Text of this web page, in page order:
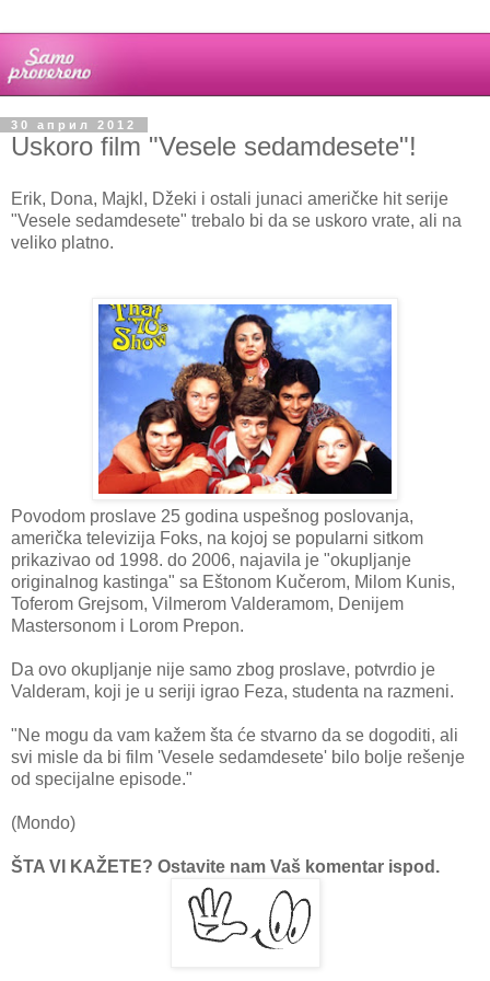
30 април 2012
Uskoro film "Vesele sedamdesete"!
Erik, Dona, Majkl, Džeki i ostali junaci američke hit serije
"Vesele sedamdesete" trebalo bi da se uskoro vrate, ali na
veliko platno.
Povodom proslave 25 godina uspešnog poslovanja,
američka televizija Foks, na kojoj se popularni sitkom
prikazivao od 1998. do 2006, najavila je "okupljanje
originalnog kastinga" sa Eštonom Kučerom, Milom Kunis,
Toferom Grejsom, Vilmerom Valderamom, Denijem
Mastersonom i Lorom Prepon.
Da ovo okupljanje nije samo zbog proslave, potvrdio je
Valderam, koji je u seriji igrao Feza, studenta na razmeni.
"Ne mogu da vam kažem šta će stvarno da se dogoditi, ali
svi misle da bi film 'Vesele sedamdesete' bilo bolje rešenje
od specijalne episode."
(Mondo)
ŠTA VI KAŽETE? Ostavite nam Vaš komentar ispod.